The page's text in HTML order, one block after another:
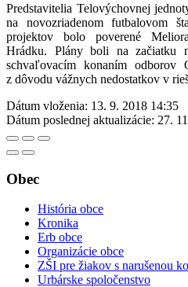
Predstavitelia Telovýchovnej
na novozriadenom futbalovom
projektov bolo poverené
Hrádku. Plány boli na začiatku
schvaľovacím konaním odborov
z dôvodu vážnych nedostatkov v
Dátum vloženia: 13. 9. 2018 14:35
Dátum poslednej aktualizácie: 27.
Obec
História obce
Kronika
Erb obce
Organizácie obce
ZŠI pre žiakov s narušenou
Urbárske spoločenstvo